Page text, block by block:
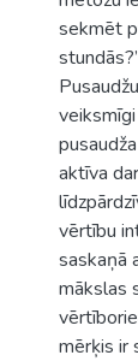
sekmēt
aktīva
vērtību
saskaņā
mākslas
mērķis ir